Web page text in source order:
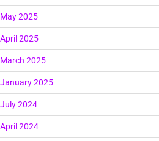
May 2025
April 2025
March 2025
January 2025
July 2024
April 2024